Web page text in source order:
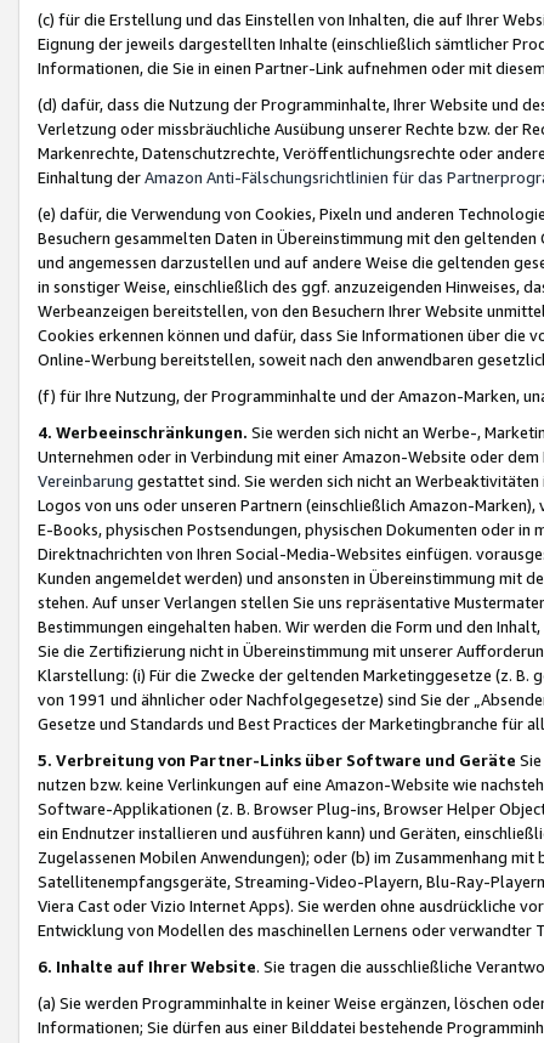
(c) für die Erstellung und das Einstellen von Inhalten, die auf Ihrer
Eignung der jeweils dargestellten Inhalte (einschließlich sämtlicher
Informationen, die Sie in einen Partner-Link aufnehmen oder mit
(d) dafür, dass die Nutzung der Programminhalte, Ihrer Website und
Verletzung oder missbräuchliche Ausübung unserer Rechte bzw. der
Markenrechte, Datenschutzrechte, Veröffentlichungsrechte oder
Einhaltung derAmazon Anti-Fälschungsrichtlinien für das
(e) dafür, die Verwendung von Cookies, Pixeln und anderen
Besuchern gesammelten Daten in Übereinstimmung mit den
und angemessen darzustellen und auf andere Weise die geltenden
in sonstiger Weise, einschließlich des ggf. anzuzeigenden Hinweises,
Werbeanzeigen bereitstellen, von den Besuchern Ihrer Website
Cookies erkennen können und dafür, dass Sie Informationen über die
Online-Werbung bereitstellen, soweit nach den anwendbaren
(f) für Ihre Nutzung, der Programminhalte und der Amazon-Marken,
4. Werbeeinschränkungen. Sie werden sich nicht an Werbe-,
Unternehmen oder in Verbindung mit einer Amazon-Website oder
Vereinbarung gestattet sind. Sie werden sich nicht an
Logos von uns oder unseren Partnern (einschließlich Amazon-
E-Books, physischen Postsendungen, physischen Dokumenten oder in
Direktnachrichten von Ihren Social-Media-Websites einfügen.
Kunden angemeldet werden) und ansonsten in Übereinstimmung mit
stehen. Auf unser Verlangen stellen Sie uns repräsentative
Bestimmungen eingehalten haben. Wir werden die Form und den
Sie die Zertifizierung nicht in Übereinstimmung mit unserer
Klarstellung: (i) Für die Zwecke der geltenden Marketinggesetze (z. B.
von 1991 und ähnlicher oder Nachfolgegesetze) sind Sie der
Gesetze und Standards und Best Practices der Marketingbranche für
5. Verbreitung von Partner-Links über Software und Geräte
nutzen bzw. keine Verlinkungen auf eine Amazon-Website wie
Software-Applikationen (z. B. Browser Plug-ins, Browser Helper
ein Endnutzer installieren und ausführen kann) und Geräten,
Zugelassenen Mobilen Anwendungen); oder (b) im Zusammenhang
Satellitenempfangsgeräte, Streaming-Video-Playern, Blu-Ray-
Viera Cast oder Vizio Internet Apps). Sie werden ohne ausdrückliche
Entwicklung von Modellen des maschinellen Lernens oder
6. Inhalte auf Ihrer Website. Sie tragen die ausschließliche
(a) Sie werden Programminhalte in keiner Weise ergänzen, löschen
Informationen; Sie dürfen aus einer Bilddatei bestehende